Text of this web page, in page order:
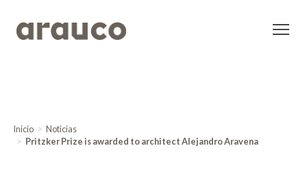
Inicio
Noticias
Pritzker Prize is awarded to architect Alejandro Aravena